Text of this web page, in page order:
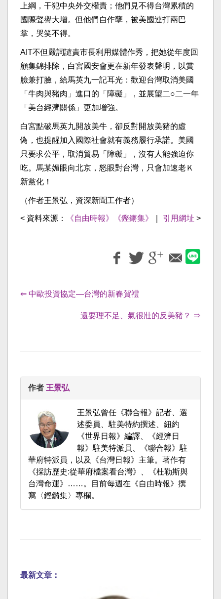
上綱，干犯中央外交權責；他們見不得台灣累積的
國際聲譽大增。但他們自作孽，被美國連打兩巴
掌，哭笑不得。
AIT不但嚴詞譴責市長利用媒體作秀，把她從年度回
顧集錦排除，白宮國安會更在新年發表聲明，以賞
臉兼打臉，給馬英九一記耳光：歡迎台灣取消美國
「牛肉與豬肉」進口的「障礙」，並展望二○二一年
「美台經濟關係」更加增強。
白宮點破馬英九開放美牛，卻反對開放美豬的虛
偽，也提醒加入國際社會就有義務履行承諾。美國
只要求公平，取消貿易「障礙」，沒有人能強迫你
吃。馬某媚眼向北京，怒眼對台灣，只會加速老Ｋ
新黨化！
（作者王景弘，資深新聞工作者）
< 資料來源： 《自由時報》《鏗鏘集》 引用網址 >
⇐ 中歐投資協定—台灣的新春賀禮
還要理不足、氣很壯的反美豬？ ⇒
作者 王景弘
王景弘曾任《聯合報》記者、選
述委員、駐美特約撰述、紐約
《世界日報》編譯、《經濟日
報》駐美特派員、《聯合報》駐
華府特派員，以及《台灣日報》主筆。著作有
《採訪歷史:從華府檔案看台灣》、《杜勒斯與
台灣命運》……。目前每週在《自由時報》撰
寫〈鏗鏘集〉專欄。
最新文章：